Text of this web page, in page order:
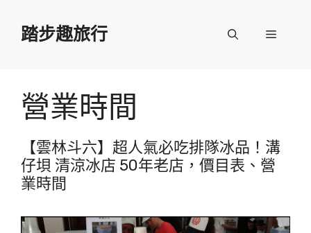
踏步趣旅行 選
營業時間
【雲林斗六】超人氣必吃排隊冰品！溝
仔垻 清涼冰店 50年老店，價目表、營
業時間